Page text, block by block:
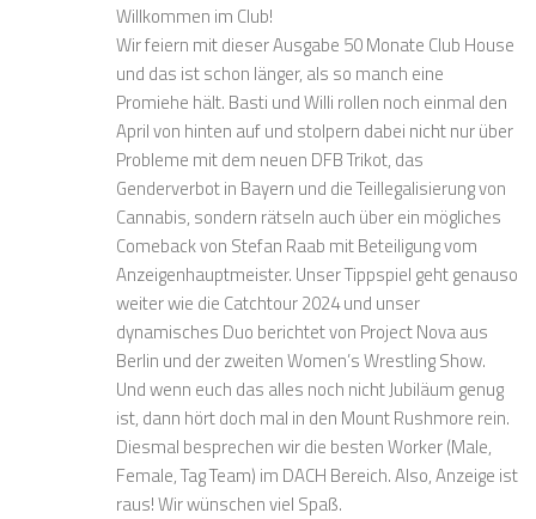
Willkommen im Club!
Wir feiern mit dieser Ausgabe 50 Monate Club House
und das ist schon länger, als so manch eine
Promiehe hält. Basti und Willi rollen noch einmal den
April von hinten auf und stolpern dabei nicht nur über
Probleme mit dem neuen DFB Trikot, das
Genderverbot in Bayern und die Teillegalisierung von
Cannabis, sondern rätseln auch über ein mögliches
Comeback von Stefan Raab mit Beteiligung vom
Anzeigenhauptmeister. Unser Tippspiel geht genauso
weiter wie die Catchtour 2024 und unser
dynamisches Duo berichtet von Project Nova aus
Berlin und der zweiten Women’s Wrestling Show.
Und wenn euch das alles noch nicht Jubiläum genug
ist, dann hört doch mal in den Mount Rushmore rein.
Diesmal besprechen wir die besten Worker (Male,
Female, Tag Team) im DACH Bereich. Also, Anzeige ist
raus! Wir wünschen viel Spaß.